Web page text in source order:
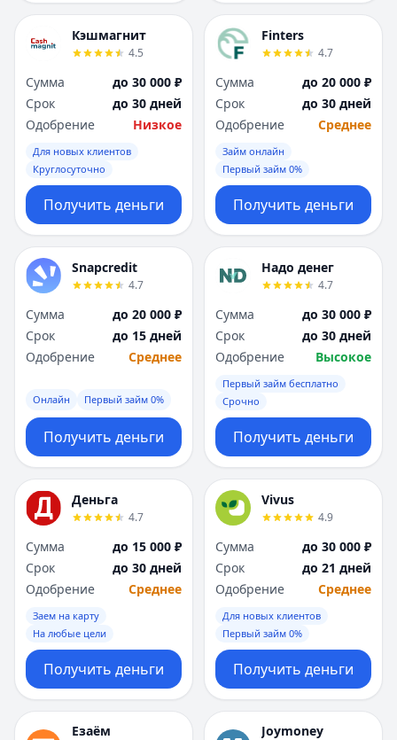
Кэшмагнит
4.5
Сумма
до 30 000 ₽
Срок
до 30 дней
Одобрение
Низкое
Для новых клиентов
Круглосуточно
Получить деньги
Finters
4.7
Сумма
до 20 000 ₽
Срок
до 30 дней
Одобрение
Среднее
Займ онлайн
Первый займ 0%
Получить деньги
Snapcredit
4.7
Сумма
до 20 000 ₽
Срок
до 15 дней
Одобрение
Среднее
Онлайн Первый займ 0%
Получить деньги
Надо денег
4.7
Сумма
до 30 000 ₽
Срок
до 30 дней
Одобрение
Высокое
Первый займ бесплатно
Срочно
Получить деньги
Деньга
4.7
Сумма
до 15 000 ₽
Срок
до 30 дней
Одобрение
Среднее
Заем на карту
На любые цели
Получить деньги
Vivus
4.9
Сумма
до 30 000 ₽
Срок
до 21 дней
Одобрение
Среднее
Для новых клиентов
Первый займ 0%
Получить деньги
Езаём Joymoney